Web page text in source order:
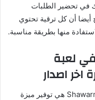
في تحضير الطلبات
أيضا أن كل ترقية تحتوي
منها بطريقة مناسبة.
لعبة
من أبرز المزايا المتاحة في Shawarma Legend هي توفير ميزة